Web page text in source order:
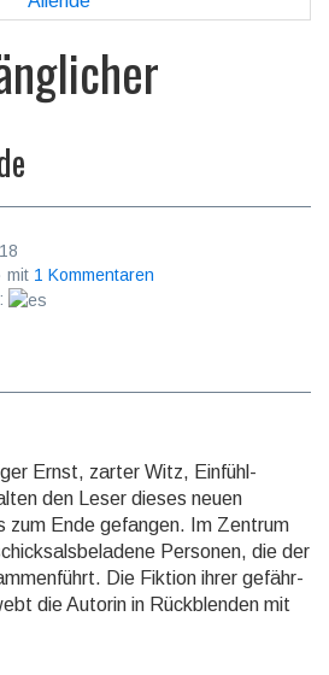
mit 1 Kommentaren
Ernst, zarter Witz, Einfühl­
den Leser dieses neuen
zum Ende gefangen. Im Zentrum
Personen, die der
Die Fiktion ihrer gefähr­
die Autorin in Rückblenden mit